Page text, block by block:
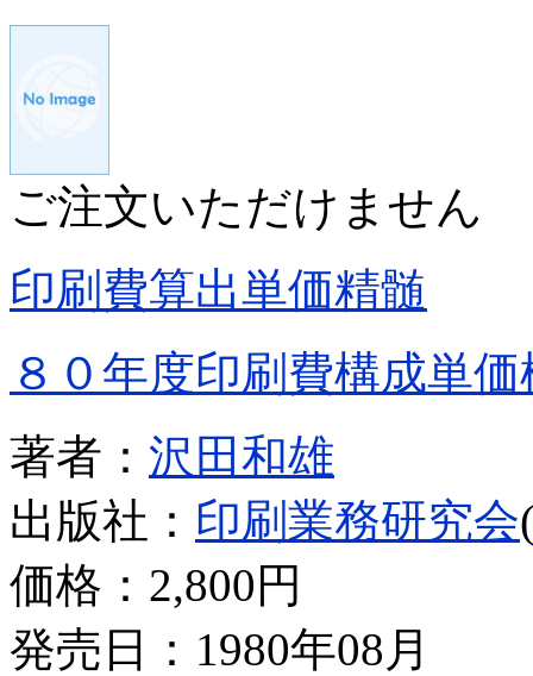
ご注文いただけません
印刷費算出単価精髄
８０年度印刷費構成単価
著者： 沢田和雄
出版社： 印刷業務研究会
価格： 2,800円
発売日：1980年08月